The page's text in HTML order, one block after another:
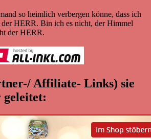
so heimlich verbergen könne, dass ich
der HERR. Bin ich es nicht, der Himmel
der HERR.
Affiliate- Links) sie
geleitet: